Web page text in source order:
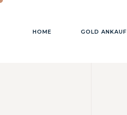
HOME GOLD ANKAUF